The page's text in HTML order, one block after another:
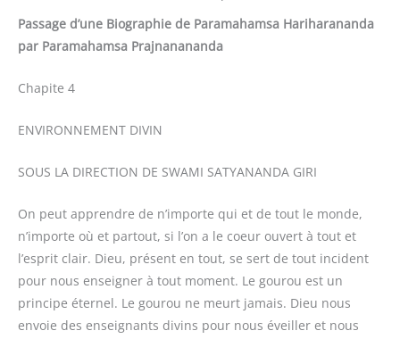
Passage d’une Biographie de Paramahamsa Hariharananda
par Paramahamsa Prajnanananda
Chapite 4
ENVIRONNEMENT DIVIN
SOUS LA DIRECTION DE SWAMI SATYANANDA GIRI
On peut apprendre de n’importe qui et de tout le monde,
n’importe où et partout, si l’on a le coeur ouvert à tout et
l’esprit clair. Dieu, présent en tout, se sert de tout incident
pour nous enseigner à tout moment. Le gourou est un
principe éternel. Le gourou ne meurt jamais. Dieu nous
envoie des enseignants divins pour nous éveiller et nous